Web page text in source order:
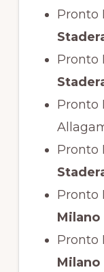
Pronto
Pronto
Pronto
Pronto
Pronto
Milano
Pronto
Milano